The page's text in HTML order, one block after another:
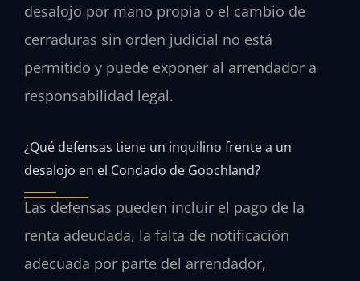
desalojo por mano propia o el cambio de
cerraduras sin orden judicial no está
permitido y puede exponer al arrendador a
responsabilidad legal.
¿Qué defensas tiene un inquilino frente a un
desalojo en el Condado de Goochland?
Las defensas pueden incluir el pago de la
renta adeudada, la falta de notificación
adecuada por parte del arrendador,